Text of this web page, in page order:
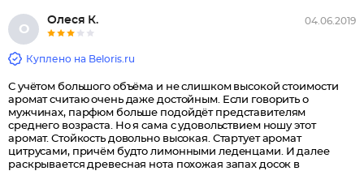
О
Олеся К. 04.06.2019
Куплено на Beloris.ru
С учётом большого объёма и не слишком высокой стоимости
аромат считаю очень даже достойным. Если говорить о
мужчинах, парфюм больше подойдёт представителям
среднего возраста. Но я сама с удовольствием ношу этот
аромат. Стойкость довольно высокая. Стартует аромат
цитрусами, причём будто лимонными леденцами. И далее
раскрывается древесная нота похожая запах досок в